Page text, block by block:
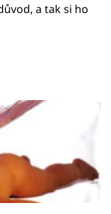
a tak si ho